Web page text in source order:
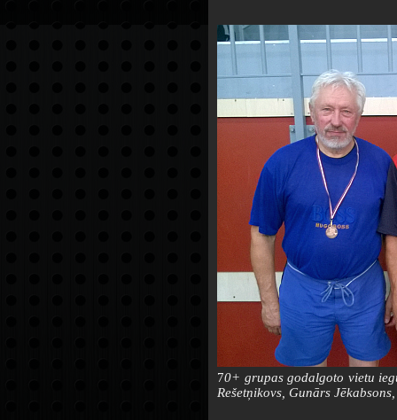
70+ grupas godalgoto vietu
Rešetņikovs, Gunārs